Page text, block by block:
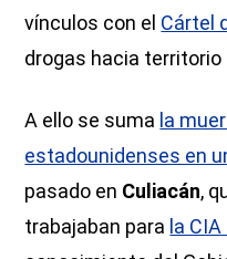
vínculos con el Cártel
drogas hacia
A ello se suma la
estadounidenses en
pasado en Culiacán,
trabajaban para la